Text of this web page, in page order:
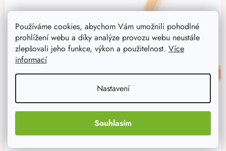
Používáme cookies, abychom Vám umožnili pohodlné
prohlížení webu a díky analýze provozu webu neustále
zlepšovali jeho funkce, výkon a použitelnost. Více
informací
Nastavení
Souhlasím